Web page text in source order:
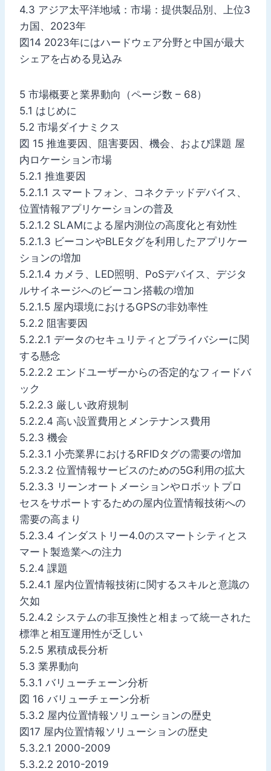
4.3 アジア太平洋地域：市場：提供製品別、上位3
カ国、2023年
図14 2023年にはハードウェア分野と中国が最大
シェアを占める見込み
5 市場概要と業界動向（ページ数 – 68）
5.1 はじめに
5.2 市場ダイナミクス
図 15 推進要因、阻害要因、機会、および課題 屋
内ロケーション市場
5.2.1 推進要因
5.2.1.1 スマートフォン、コネクテッドデバイス、
位置情報アプリケーションの普及
5.2.1.2 SLAMによる屋内測位の高度化と有効性
5.2.1.3 ビーコンやBLEタグを利用したアプリケー
ションの増加
5.2.1.4 カメラ、LED照明、PoSデバイス、デジタ
ルサイネージへのビーコン搭載の増加
5.2.1.5 屋内環境におけるGPSの非効率性
5.2.2 阻害要因
5.2.2.1 データのセキュリティとプライバシーに関
する懸念
5.2.2.2 エンドユーザーからの否定的なフィードバ
ック
5.2.2.3 厳しい政府規制
5.2.2.4 高い設置費用とメンテナンス費用
5.2.3 機会
5.2.3.1 小売業界におけるRFIDタグの需要の増加
5.2.3.2 位置情報サービスのための5G利用の拡大
5.2.3.3 リーンオートメーションやロボットプロ
セスをサポートするための屋内位置情報技術への
需要の高まり
5.2.3.4 インダストリー4.0のスマートシティとス
マート製造業への注力
5.2.4 課題
5.2.4.1 屋内位置情報技術に関するスキルと意識の
欠如
5.2.4.2 システムの非互換性と相まって統一された
標準と相互運用性が乏しい
5.2.5 累積成長分析
5.3 業界動向
5.3.1 バリューチェーン分析
図 16 バリューチェーン分析
5.3.2 屋内位置情報ソリューションの歴史
図17 屋内位置情報ソリューションの歴史
5.3.2.1 2000-2009
5.3.2.2 2010-2019